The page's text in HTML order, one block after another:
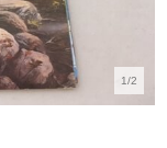
1/2